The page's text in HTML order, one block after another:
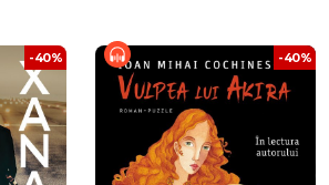
-40% -40%